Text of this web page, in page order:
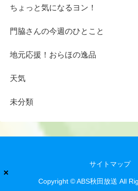
×
ちょっと気になるヨン！
門脇さんの今週のひとこと
地元応援！おらほの逸品
天気
未分類
サイトマップ
Copyright © ABS秋田放送 All